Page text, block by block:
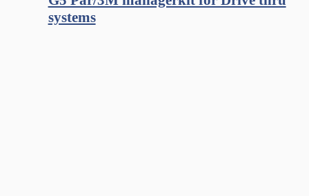
systems